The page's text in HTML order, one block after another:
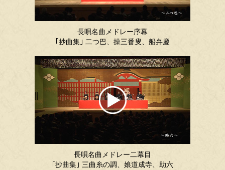
長唄名曲メドレー序幕
｢抄曲集｣ 二つ巴、操三番叟、船弁慶
長唄名曲メドレー二幕目
｢抄曲集｣ 三曲糸の調、娘道成寺、助六